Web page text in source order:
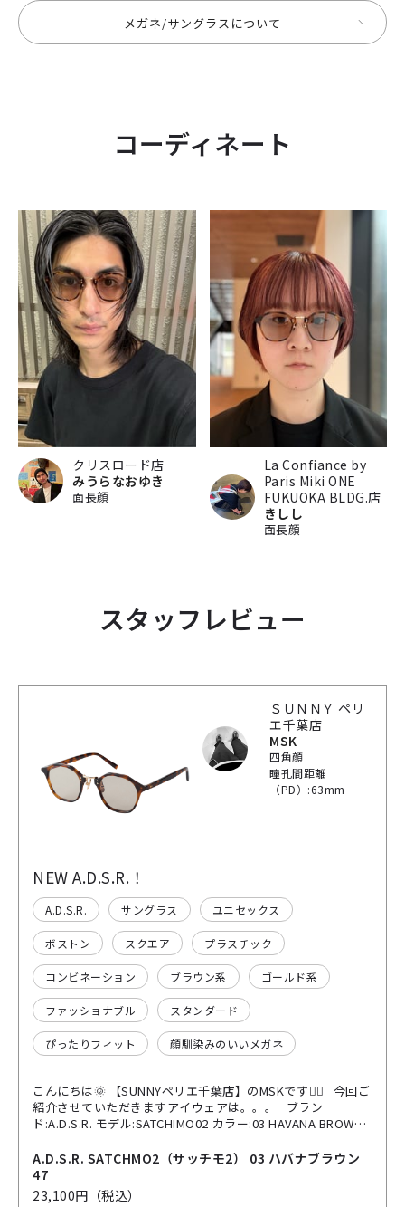
メガネ/サングラスについて
コーディネート
クリスロード店
みうらなおゆき
面長顔
La Confiance by
Paris Miki ONE
FUKUOKA BLDG.店
きしし
面長顔
スタッフレビュー
ＳＵＮＮＹ ペリ
エ千葉店
MSK
四角顔
瞳孔間距離
（PD）:63mm
NEW A.D.S.R.！
A.D.S.R. サングラス ユニセックス
ボストン スクエア プラスチック
コンビネーション ブラウン系 ゴールド系
ファッショナブル スタンダード
ぴったりフィット 顔馴染みのいいメガネ
こんにちは🌞 【SUNNYペリエ千葉店】のMSKです😶‍🌫️ 今回ご
紹介させていただきますアイウェアは。。。 ブラン
ド:A.D.S.R. モデル:SATCHIMO02 カラー:03 HAVANA BROWN
ままに よりスクエア感が際立つシルエットにリデザインされ
ております⚡️ 直線的なフレームラインは、 都会的な雰囲気を
演出👏 コンパクトにクラシカルなサイズ感は、 掛ける方を選
A.D.S.R. SATCHMO2（サッチモ2） 03 ハバナブラウン
47
23,100円（税込）